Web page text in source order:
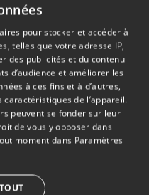
cette semaine
d’euros seront
cette enveloppe doit
où l’on compte
pour stocker et accéder à
telles que votre adresse IP,
des publicités et du contenu
d’audience et améliorer les
à ces fins et à d’autres,
de l’appareil.
peuvent se fonder sur leur
de vous y opposer dans
moment dans Paramètres